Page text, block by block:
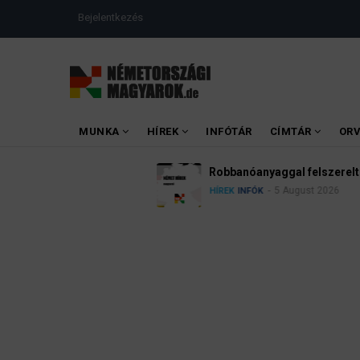
USER
Bejelentkezés
MENU
MUNKA HÍREK INFÓTÁR CÍMTÁR
Robbanóanyaggal felszerelt drónt találtak
5 August 2026